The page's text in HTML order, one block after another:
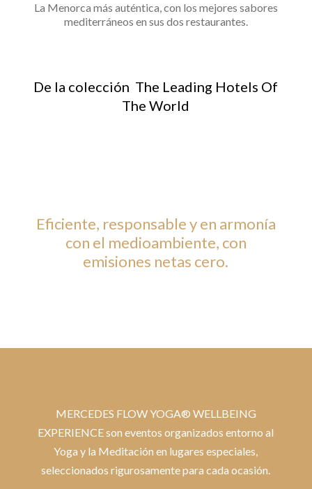
La Menorca más auténtica, con los mejores sabores
mediterráneos en sus dos restaurantes.
De la colección The Leading Hotels Of
The World
Eficiente, responsable y en armonía
con el medioambiente, con
emisiones netas cero.
MERCEDES FLOW YOGA® WELLBEING
EXPERIENCE son eventos organizados entorno al
Yoga y la Meditación en lugares especiales,
seleccionados rigurosamente para cada ocasión.